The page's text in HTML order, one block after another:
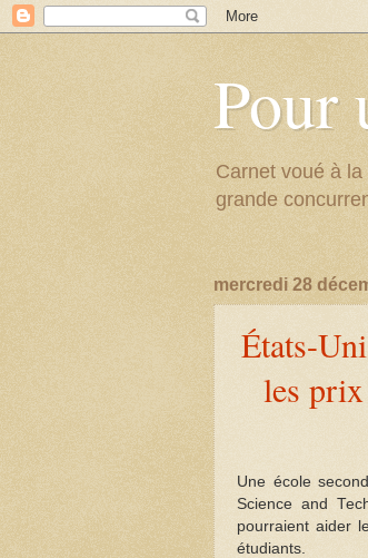
Pour
Carnet voué à
grande
mercredi 28
États-
les
Une école
Science and
pourraient aider
étudiants.